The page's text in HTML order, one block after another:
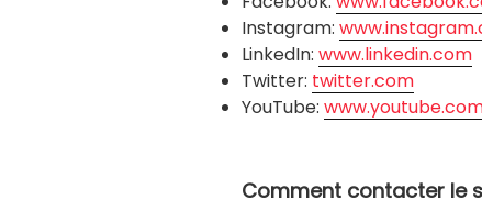
Instagram:
LinkedIn: www.linkedin.com
Twitter: twitter.com
YouTube:
Comment contacter le